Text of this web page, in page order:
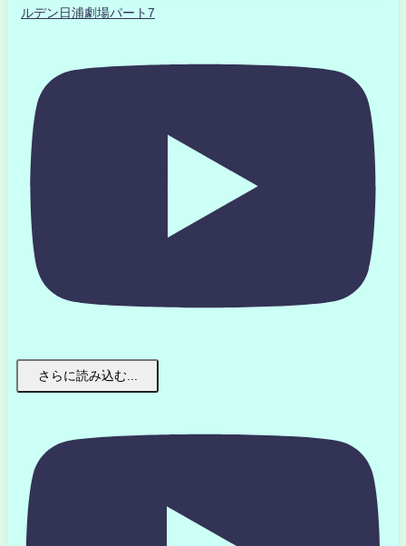
ルデン日浦劇場パート7
さらに読み込む...